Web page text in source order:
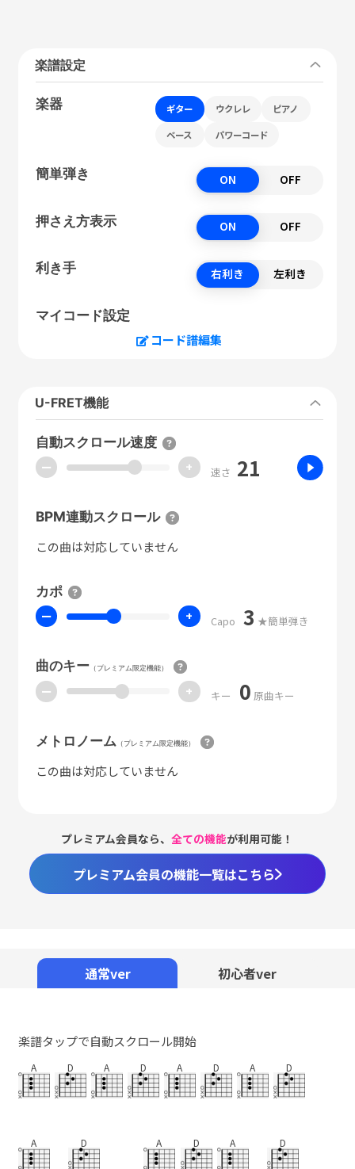
楽譜設定
楽器 ギター ウクレレ ピアノ
ベース パワーコード
簡単弾き ON OFF
押さえ方表示 ON OFF
利き手 右利き 左利き
マイコード設定
コード譜編集
U-FRET機能
自動スクロール速度
ー + 速さ 21
BPM連動スクロール
この曲は対応していません
カポ
ー + Capo 3 ★簡単弾き
曲のキー（プレミアム限定機能）
ー + キー 0 原曲キー
メトロノーム （プレミアム限定機能）
この曲は対応していません
プレミアム会員なら、全ての機能が利用可能！
プレミアム会員の機能一覧はこちら
通常ver 初心者ver
楽譜タップで自動スクロール開始
A D A D A D A D
A D A D A D